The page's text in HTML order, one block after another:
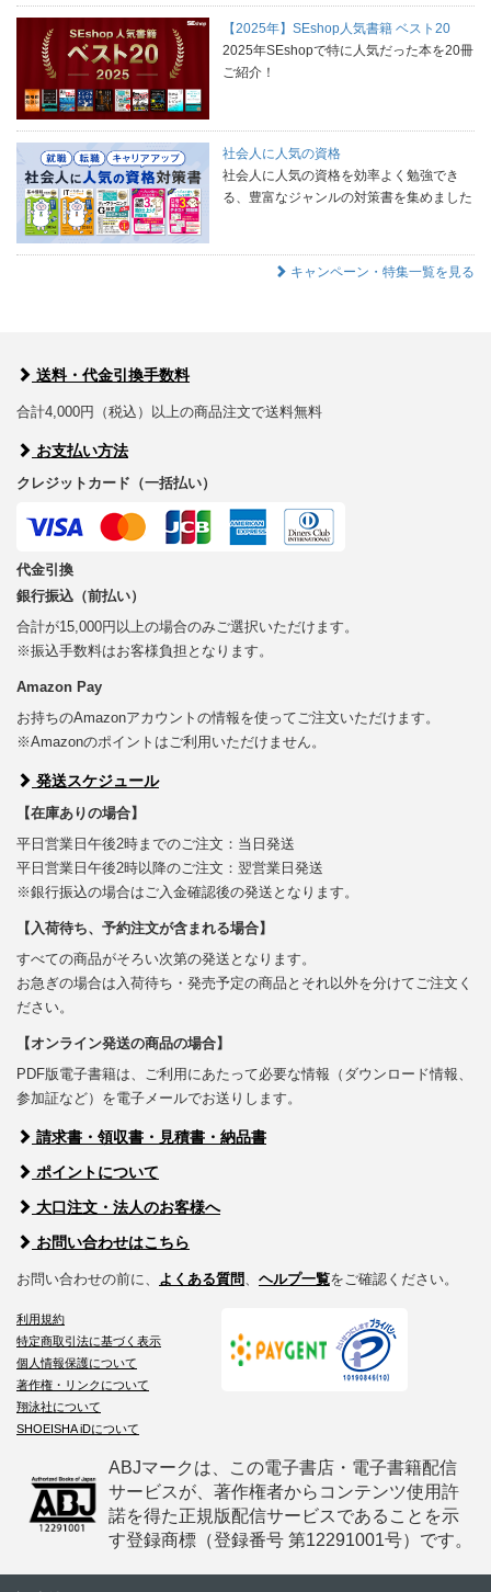
【2025年】SEshop人気書籍 ベスト20
2025年SEshopで特に人気だった本を20冊
ご紹介！
社会人に人気の資格
社会人に人気の資格を効率よく勉強でき
る、豊富なジャンルの対策書を集めました
キャンペーン・特集一覧を見る
送料・代金引換手数料
合計4,000円（税込）以上の商品注文で送料無料
お支払い方法
クレジットカード（一括払い）
代金引換
銀行振込（前払い）
合計が15,000円以上の場合のみご選択いただけます。
※振込手数料はお客様負担となります。
Amazon Pay
お持ちのAmazonアカウントの情報を使ってご注文いただけます。
※Amazonのポイントはご利用いただけません。
発送スケジュール
【在庫ありの場合】
平日営業日午後2時までのご注文：当日発送
平日営業日午後2時以降のご注文：翌営業日発送
※銀行振込の場合はご入金確認後の発送となります。
【入荷待ち、予約注文が含まれる場合】
すべての商品がそろい次第の発送となります。
お急ぎの場合は入荷待ち・発売予定の商品とそれ以外を分けてご注文く
ださい。
【オンライン発送の商品の場合】
PDF版電子書籍は、ご利用にあたって必要な情報（ダウンロード情報、
参加証など）を電子メールでお送りします。
請求書・領収書・見積書・納品書
ポイントについて
大口注文・法人のお客様へ
お問い合わせはこちら
お問い合わせの前に、 よくある質問 ヘルプ一覧をご確認ください。
利用規約
特定商取引法に基づく表示
個人情報保護について
著作権・リンクについて
翔泳社について
SHOEISHA iDについて
ABJマークは、この電子書店・電子書籍配信
サービスが、著作権者からコンテンツ使用許
諾を得た正規版配信サービスであることを示
す登録商標（登録番号 第12291001号）です。